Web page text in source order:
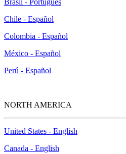
Brasil - Português
Chile - Español
Colombia - Español
México - Español
Perú - Español
NORTH AMERICA
United States - English
Canada - English